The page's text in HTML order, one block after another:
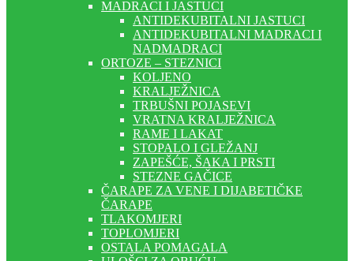
MADRACI I JASTUCI
ANTIDEKUBITALNI JASTUCI
ANTIDEKUBITALNI MADRACI I
NADMADRACI
ORTOZE – STEZNICI
KOLJENO
KRALJEŽNICA
TRBUŠNI POJASEVI
VRATNA KRALJEŽNICA
RAME I LAKAT
STOPALO I GLEŽANJ
ZAPEŠĆE, ŠAKA I PRSTI
STEZNE GAČICE
ČARAPE ZA VENE I DIJABETIČKE
ČARAPE
TLAKOMJERI
TOPLOMJERI
OSTALA POMAGALA